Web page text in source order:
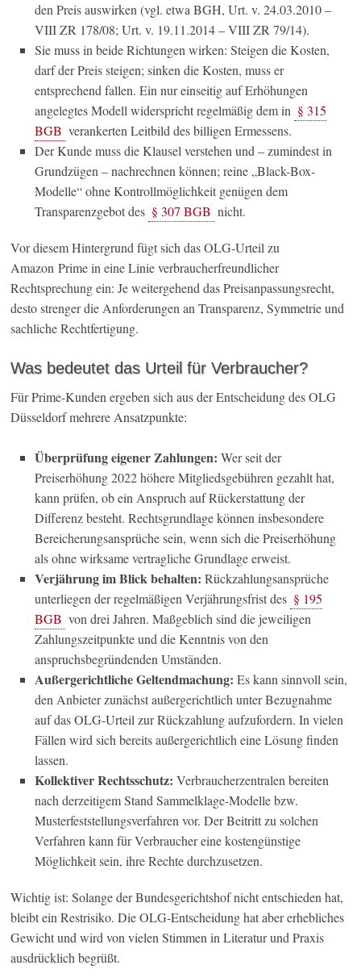
den Preis auswirken (vgl. etwa BGH, Urt. v. 24.03.2010 –
VIII ZR 178/08; Urt. v. 19.11.2014 – VIII ZR 79/14).
Sie muss in beide Richtungen wirken: Steigen die Kosten,
darf der Preis steigen; sinken die Kosten, muss er
entsprechend fallen. Ein nur einseitig auf Erhöhungen
angelegtes Modell widerspricht regelmäßig dem in § 315
BGB verankerten Leitbild des billigen Ermessens.
Der Kunde muss die Klausel verstehen und – zumindest in
Grundzügen – nachrechnen können; reine „Black-Box-
Modelle“ ohne Kontrollmöglichkeit genügen dem
Transparenzgebot des § 307 BGB nicht.
Vor diesem Hintergrund fügt sich das OLG-Urteil zu
Amazon Prime in eine Linie verbraucherfreundlicher
Rechtsprechung ein: Je weitergehend das Preisanpassungsrecht,
desto strenger die Anforderungen an Transparenz, Symmetrie und
sachliche Rechtfertigung.
Was bedeutet das Urteil für Verbraucher?
Für Prime-Kunden ergeben sich aus der Entscheidung des OLG
Düsseldorf mehrere Ansatzpunkte:
Überprüfung eigener Zahlungen: Wer seit der
Preiserhöhung 2022 höhere Mitgliedsgebühren gezahlt hat,
kann prüfen, ob ein Anspruch auf Rückerstattung der
Differenz besteht. Rechtsgrundlage können insbesondere
Bereicherungsansprüche sein, wenn sich die Preiserhöhung
als ohne wirksame vertragliche Grundlage erweist.
Verjährung im Blick behalten: Rückzahlungsansprüche
unterliegen der regelmäßigen Verjährungsfrist des § 195
BGB von drei Jahren. Maßgeblich sind die jeweiligen
Zahlungszeitpunkte und die Kenntnis von den
anspruchsbegründenden Umständen.
Außergerichtliche Geltendmachung: Es kann sinnvoll sein,
den Anbieter zunächst außergerichtlich unter Bezugnahme
auf das OLG-Urteil zur Rückzahlung aufzufordern. In vielen
Fällen wird sich bereits außergerichtlich eine Lösung finden
lassen.
Kollektiver Rechtsschutz: Verbraucherzentralen bereiten
nach derzeitigem Stand Sammelklage-Modelle bzw.
Musterfeststellungsverfahren vor. Der Beitritt zu solchen
Verfahren kann für Verbraucher eine kostengünstige
Möglichkeit sein, ihre Rechte durchzusetzen.
Wichtig ist: Solange der Bundesgerichtshof nicht entschieden hat,
bleibt ein Restrisiko. Die OLG-Entscheidung hat aber erhebliches
Gewicht und wird von vielen Stimmen in Literatur und Praxis
ausdrücklich begrüßt.